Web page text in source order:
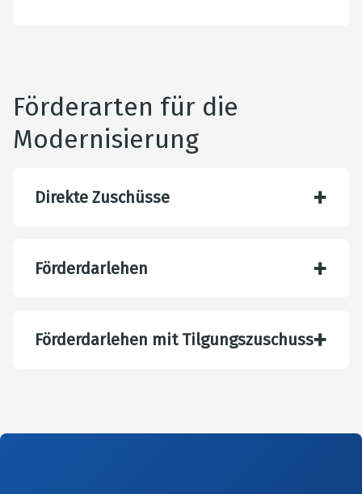
Förderarten für die
Modernisierung
Direkte Zuschüsse
Förderdarlehen
Förderdarlehen mit Tilgungszuschuss